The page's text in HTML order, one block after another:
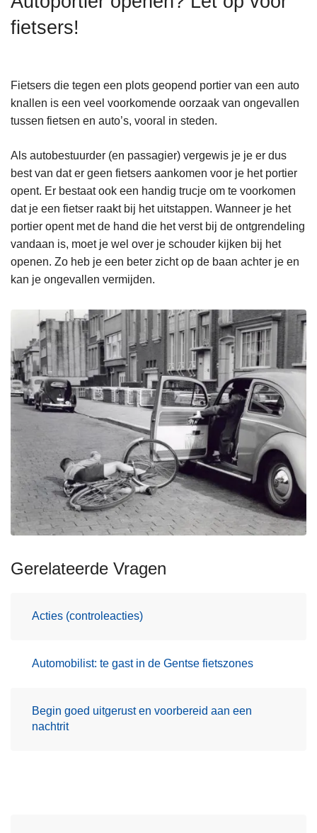
fietsers!
Fietsers die tegen een plots geopend portier van een auto
knallen is een veel voorkomende oorzaak van ongevallen
tussen fietsen en auto’s, vooral in steden.
Als autobestuurder (en passagier) vergewis je je er dus
best van dat er geen fietsers aankomen voor je het portier
opent. Er bestaat ook een handig trucje om te voorkomen
dat je een fietser raakt bij het uitstappen. Wanneer je het
portier opent met de hand die het verst bij de ontgrendeling
vandaan is, moet je wel over je schouder kijken bij het
openen. Zo heb je een beter zicht op de baan achter je en
kan je ongevallen vermijden.
Gerelateerde Vragen
Acties (controleacties)
Automobilist: te gast in de Gentse fietszones
Begin goed uitgerust en voorbereid aan een
nachtrit